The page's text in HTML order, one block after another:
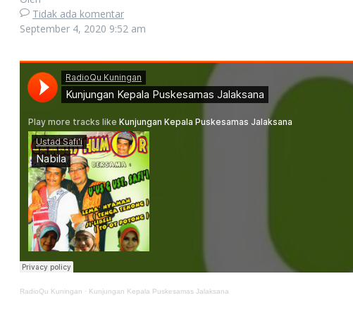
Tidak ada komentar
September 4, 2020 9:52 am
RadioQu Kuningan · Kunjungan Kepala Puskesamas Jalaksana